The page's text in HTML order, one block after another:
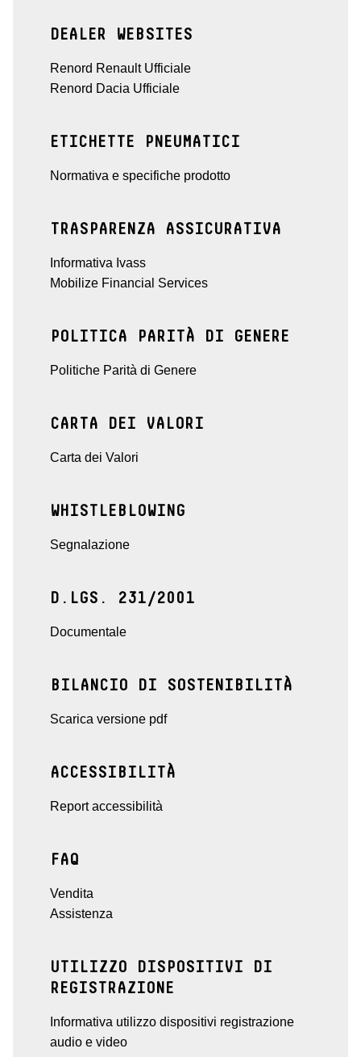
DEALER WEBSITES
Renord Renault Ufficiale
Renord Dacia Ufficiale
ETICHETTE PNEUMATICI
Normativa e specifiche prodotto
TRASPARENZA ASSICURATIVA
Informativa Ivass
Mobilize Financial Services
POLITICA PARITÀ DI GENERE
Politiche Parità di Genere
CARTA DEI VALORI
Carta dei Valori
WHISTLEBLOWING
Segnalazione
D.LGS. 231/2001
Documentale
BILANCIO DI SOSTENIBILITÀ
Scarica versione pdf
ACCESSIBILITÀ
Report accessibilità
FAQ
Vendita
Assistenza
UTILIZZO DISPOSITIVI DI
REGISTRAZIONE
Informativa utilizzo dispositivi registrazione
audio e video